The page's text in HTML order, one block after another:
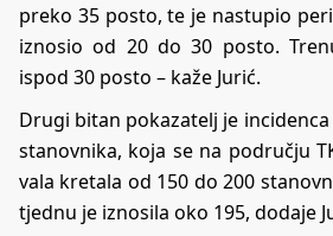
preko 35 posto, te je nastupio
iznosio od 20 do 30 posto.
ispod 30 posto – kaže Jurić.
Drugi bitan pokazatelj je
stanovnika, koja se na području
vala kretala od 150 do 200
tjednu je iznosila oko 195, dodaje